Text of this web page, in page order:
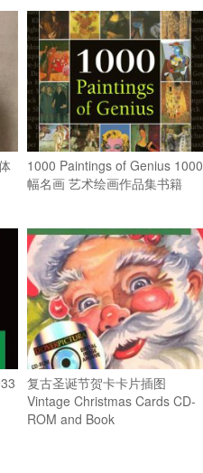
1000 Paintings of Genius 1000
幅名画 艺术绘画作品集书籍
复古圣诞节贺卡卡片插图
Vintage Christmas Cards CD-
ROM and Book